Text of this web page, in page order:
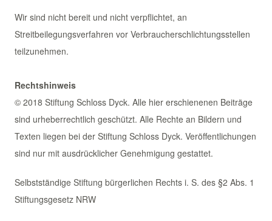
Wir sind nicht bereit und nicht verpflichtet, an
Streitbeilegungsverfahren vor Verbraucherschlichtungsstellen
teilzunehmen.
Rechtshinweis
© 2018 Stiftung Schloss Dyck. Alle hier erschienenen Beiträge
sind urheberrechtlich geschützt. Alle Rechte an Bildern und
Texten liegen bei der Stiftung Schloss Dyck. Veröffentlichungen
sind nur mit ausdrücklicher Genehmigung gestattet.
Selbstständige Stiftung bürgerlichen Rechts i. S. des §2 Abs. 1
Stiftungsgesetz NRW